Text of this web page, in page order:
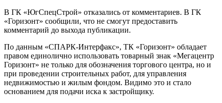
В ГК «ЮгСпецСтрой» отказались от комментариев. В ГК
«Горизонт» сообщили, что не смогут предоставить
комментарий до выхода публикации.
По данным «СПАРК-Интерфакс», ТК «Горизонт» обладает
правом единолично использовать товарный знак «Мегацентр
Горизонт» не только для обозначения торгового центра, но и
при проведении строительных работ, для управления
недвижимостью и жилым фондом. Видимо это и стало
основанием для подачи иска к застройщику.